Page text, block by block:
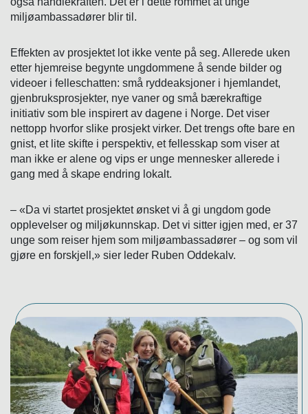
miljøambassadører blir til.
Effekten av prosjektet lot ikke vente på seg. Allerede uken
etter hjemreise begynte ungdommene å sende bilder og
videoer i felleschatten: små ryddeaksjoner i hjemlandet,
gjenbruksprosjekter, nye vaner og små bærekraftige
initiativ som ble inspirert av dagene i Norge. Det viser
nettopp hvorfor slike prosjekt virker. Det trengs ofte bare en
gnist, et lite skifte i perspektiv, et fellesskap som viser at
man ikke er alene og vips er unge mennesker allerede i
gang med å skape endring lokalt.
– «Da vi startet prosjektet ønsket vi å gi ungdom gode
opplevelser og miljøkunnskap. Det vi sitter igjen med, er 37
unge som reiser hjem som miljøambassadører – og som vil
gjøre en forskjell,» sier leder Ruben Oddekalv.